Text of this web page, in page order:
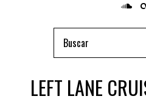
LEFT LANE